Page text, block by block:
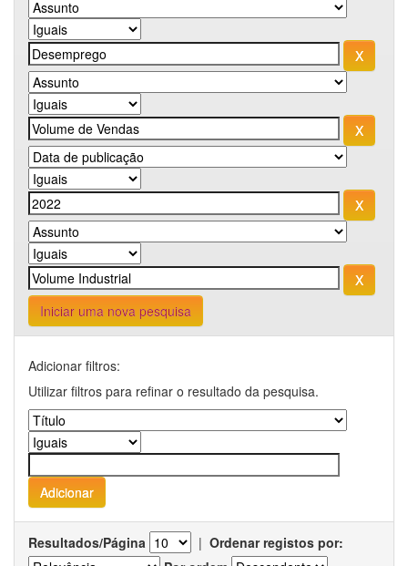
Iniciar uma nova pesquisa
Adicionar filtros:
Utilizar filtros para refinar o resultado da pesquisa.
Resultados/Página | Ordenar registos por: